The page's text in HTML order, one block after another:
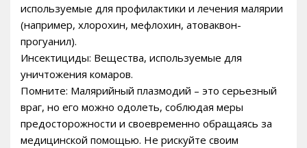
используемые для профилактики и лечения малярии
(например, хлорохин, мефлохин, атоваквон-
прогуанил).
Инсектициды: Вещества, используемые для
уничтожения комаров.
Помните: Малярийный плазмодий – это серьезный
враг, но его можно одолеть, соблюдая меры
предосторожности и своевременно обращаясь за
медицинской помощью. Не рискуйте своим